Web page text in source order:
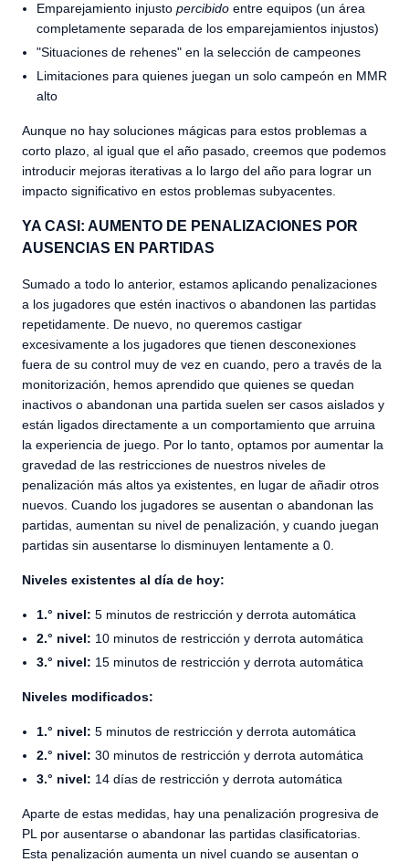
Emparejamiento injusto percibido entre equipos (un área
completamente separada de los emparejamientos injustos)
"Situaciones de rehenes" en la selección de campeones
Limitaciones para quienes juegan un solo campeón en MMR
alto
Aunque no hay soluciones mágicas para estos problemas a
corto plazo, al igual que el año pasado, creemos que podemos
introducir mejoras iterativas a lo largo del año para lograr un
impacto significativo en estos problemas subyacentes.
YA CASI: AUMENTO DE PENALIZACIONES POR
AUSENCIAS EN PARTIDAS
Sumado a todo lo anterior, estamos aplicando penalizaciones
a los jugadores que estén inactivos o abandonen las partidas
repetidamente. De nuevo, no queremos castigar
excesivamente a los jugadores que tienen desconexiones
fuera de su control muy de vez en cuando, pero a través de la
monitorización, hemos aprendido que quienes se quedan
inactivos o abandonan una partida suelen ser casos aislados y
están ligados directamente a un comportamiento que arruina
la experiencia de juego. Por lo tanto, optamos por aumentar la
gravedad de las restricciones de nuestros niveles de
penalización más altos ya existentes, en lugar de añadir otros
nuevos. Cuando los jugadores se ausentan o abandonan las
partidas, aumentan su nivel de penalización, y cuando juegan
partidas sin ausentarse lo disminuyen lentamente a 0.
Niveles existentes al día de hoy:
1.° nivel: 5 minutos de restricción y derrota automática
2.° nivel: 10 minutos de restricción y derrota automática
3.° nivel: 15 minutos de restricción y derrota automática
Niveles modificados:
1.° nivel: 5 minutos de restricción y derrota automática
2.° nivel: 30 minutos de restricción y derrota automática
3.° nivel: 14 días de restricción y derrota automática
Aparte de estas medidas, hay una penalización progresiva de
PL por ausentarse o abandonar las partidas clasificatorias.
Esta penalización aumenta un nivel cuando se ausentan o